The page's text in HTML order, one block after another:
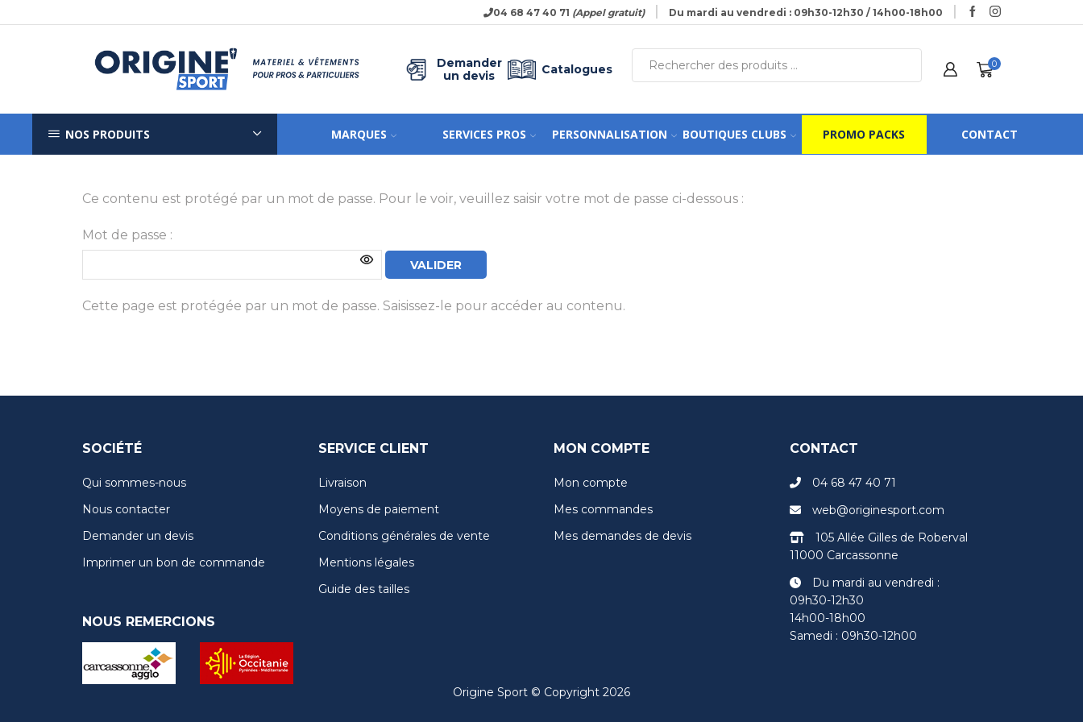
04 68 47 40 71 (Appel gratuit) Du mardi au vendredi : 09h30-12h30 / 14h00-18h00
Demander
un devis
Catalogues 0
NOS PRODUITS MARQUES SERVICES PROS PERSONNALISATION BOUTIQUES CLUBS PROMO PACKS CONTACT
Ce contenu est protégé par un mot de passe. Pour le voir, veuillez saisir votre mot de passe ci-dessous :
Mot de passe :
Cette page est protégée par un mot de passe. Saisissez-le pour accéder au contenu.
SOCIÉTÉ
Qui sommes-nous
Nous contacter
Demander un devis
Imprimer un bon de commande
NOUS REMERCIONS
SERVICE CLIENT
Livraison
Moyens de paiement
Conditions générales de vente
Mentions légales
Guide des tailles
MON COMPTE
Mon compte
Mes commandes
Mes demandes de devis
CONTACT
04 68 47 40 71
web@originesport.com
105 Allée Gilles de Roberval
11000 Carcassonne
Du mardi au vendredi :
09h30-12h30
14h00-18h00
Samedi : 09h30-12h00
Origine Sport © Copyright 2026